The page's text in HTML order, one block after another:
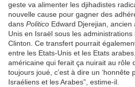
geste va alimenter les djihadistes
nouvelle cause pour gagner des
dans Politico Edward Djerejian,
Unis en Israël sous les administrations
Clinton. Ce transfert pourrait
entre les Etats-Unis et les Etats
américaine qui ferait ça nuirait au rôle
toujours joué, c’est à dire un ‘honnête
Israéliens et les Arabes”, estime-il.